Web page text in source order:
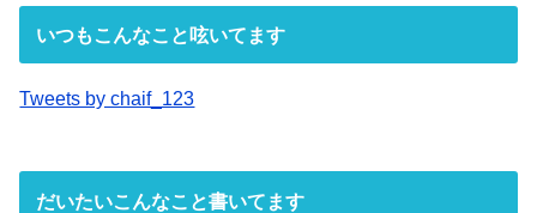
いつもこんなこと呟いてます
Tweets by chaif_123
だいたいこんなこと書いてます